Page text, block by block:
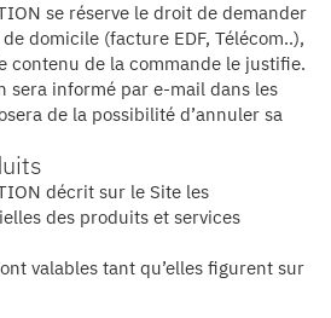
se réserve le droit de demander
domicile (facture EDF, Télécom..),
contenu de la commande le justifie.
sera informé par e-mail dans les
de la possibilité d’annuler sa
décrit sur le Site les
des produits et services
valables tant qu’elles figurent sur